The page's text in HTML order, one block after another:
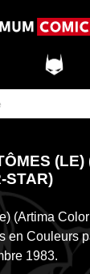
(LE)
STAR)
(Artima
en Couleurs
1983.